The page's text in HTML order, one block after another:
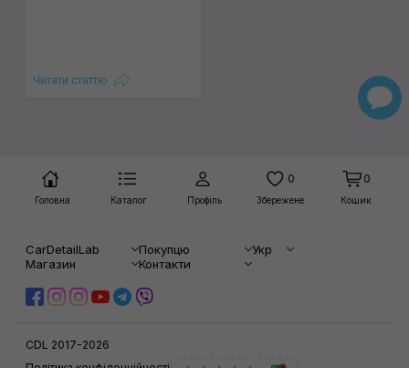
Читати статтю
Головна Каталог Профіль
0
Збережене
0
Кошик
CarDetailLab Покупцю
Укр
Магазин
Контакти
CDL 2017-2026